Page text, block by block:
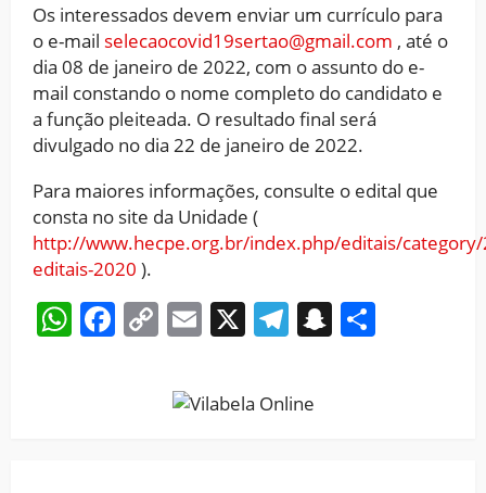
Os interessados devem enviar um currículo para
o e-mail selecaocovid19sertao@gmail.com , até o
dia 08 de janeiro de 2022, com o assunto do e-
mail constando o nome completo do candidato e
a função pleiteada. O resultado final será
divulgado no dia 22 de janeiro de 2022.
Para maiores informações, consulte o edital que
consta no site da Unidade (
http://www.hecpe.org.br/index.php/editais/
editais-2020 ).
WhatsApp
Facebook
CopyEmail
X Telegram
Snapchat